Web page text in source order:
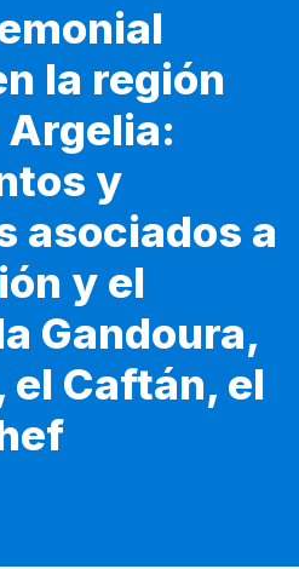
la región
y
asociados a
y el
Gandoura,
el Caftán, el